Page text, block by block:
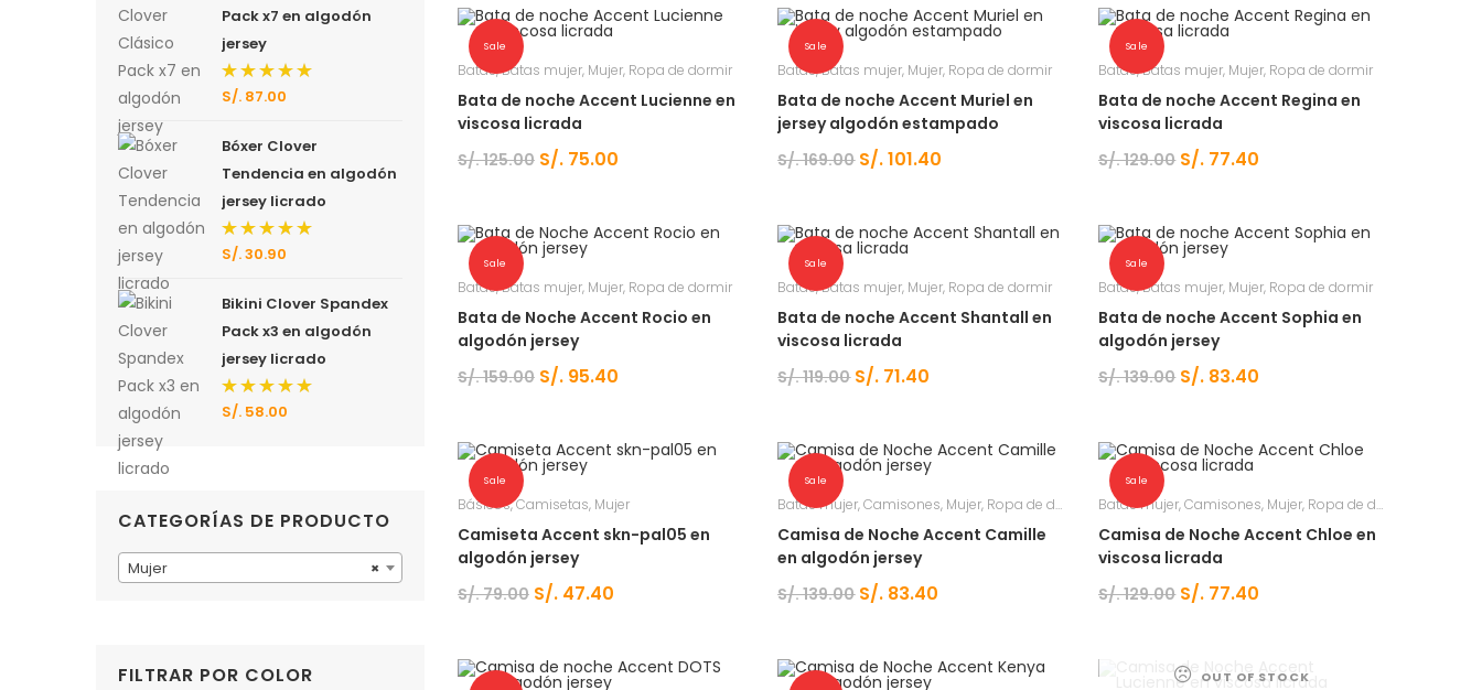
Sale
Batas,Batas mujer, Mujer, Ropa de dormir
Bata de noche Accent Lucienne en
viscosa licrada
S/.125.00 S/.75.00
Sale
Batas,Batas mujer, Mujer, Ropa de dormir
Bata de noche Accent Muriel en
jersey algodón estampado
S/.169.00 S/.101.40
Sale
Batas,Batas mujer, Mujer, Ropa de dormir
Bata de noche Accent Regina en
viscosa licrada
S/.129.00 S/. 77.40
Sale
Batas,Batas mujer, Mujer, Ropa de dormir
Bata de Noche Accent Rocio en
algodón jersey
S/.159.00 S/.95.40
Sale
Batas,Batas mujer, Mujer, Ropa de dormir
Bata de noche Accent Shantall en
viscosa licrada
S/.119.00 S/. 71.40
Sale
Batas,Batas mujer, Mujer, Ropa de dormir
Bata de noche Accent Sophia en
algodón jersey
S/.139.00 S/. 83.40
Sale
Básicos,Camisetas, Mujer
Camiseta Accent skn-pal05 en
algodón jersey
S/.79.00 S/.47.40
Sale
Batas mujer,Camisones, Mujer, Ropa de dormir
Camisa de Noche Accent Camille
en algodón jersey
S/.139.00 S/. 83.40
Sale
Batas mujer,Camisones, Mujer, Ropa de dormir
Camisa de Noche Accent Chloe en
viscosa licrada
S/.129.00 S/. 77.40
OUT OF STOCK
Pack x7 en algodón
jersey
Valorado
S/. 87.00
Bóxer Clover
Tendencia en algodón
jersey licrado
Valorado
S/.30.90
Bikini Clover Spandex
Pack x3 en algodón
jersey licrado
Valorado
S/. 58.00
CATEGORÍAS DE PRODUCTO
×
Mujer
FILTRAR POR COLOR